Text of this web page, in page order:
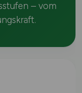
– vom